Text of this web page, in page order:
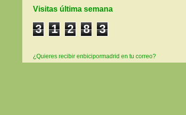
Visitas última semana
3 1 2 8 3
¿Quieres recibir enbicipormadrid en tu correo?